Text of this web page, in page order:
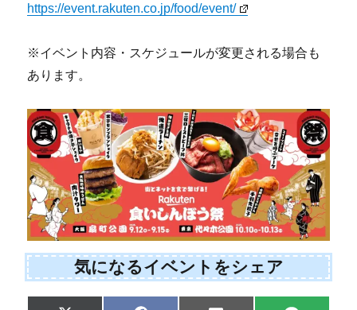
https://event.rakuten.co.jp/food/event/
※イベント内容・スケジュールが変更される場合も
あります。
気になるイベントをシェア